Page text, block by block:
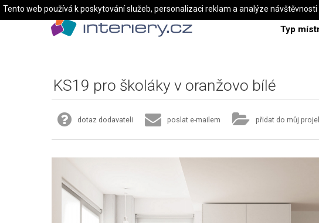
Typ
KS19 pro školáky v oranžovo bílé
dotaz dodavateli poslat e-mailem přidat do můj
Tento web používá k poskytování služeb, personalizaci reklam a analýze